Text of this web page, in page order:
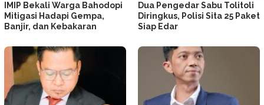
IMIP Bekali Warga Bahodopi
Mitigasi Hadapi Gempa,
Banjir, dan Kebakaran
Dua Pengedar Sabu Tolitoli
Diringkus, Polisi Sita 25 Paket
Siap Edar